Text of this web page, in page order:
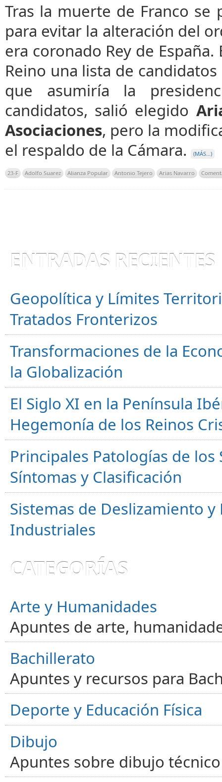
Tras la muerte de Franco
para evitar la alteración del
era coronado Rey de
Reino una lista de
que asumiría la
candidatos, salió elegido
Asociaciones, pero la
el respaldo de la Cámara.
(MÁS…)
23-F Adolfo Suarez Alianza Popular Antonio Tejero Arias Navarro
ENTRADAS RECIENTES
Geopolítica y Límites
Tratados Fronterizos
Transformaciones de la
la Globalización
El Siglo XI en la Península
Hegemonía de los Reinos
Principales Patologías de
Síntomas y Clasificación
Sistemas de Deslizamiento
Industriales
CATEGORÍAS
Arte y Humanidades
Apuntes de arte,
Bachillerato
Apuntes y recursos para
Deporte y Educación Física
Dibujo
Apuntes sobre dibujo